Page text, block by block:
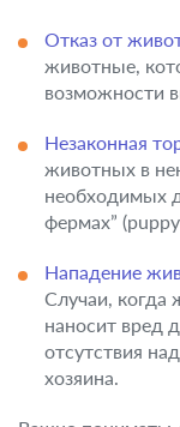
Отказ от
животные,
возможности
Незаконная
животных в
необходимых
фермах”
Нападение
Случаи, когда
наносит вред
отсутствия
хозяина.